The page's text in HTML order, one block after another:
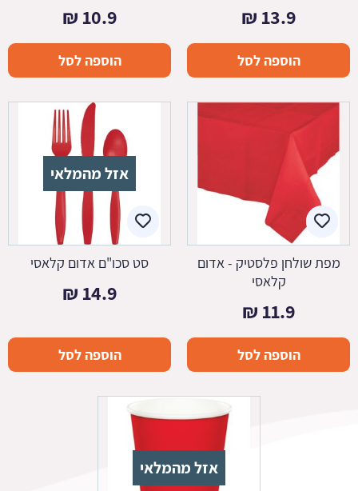
13.9
₪
הוספה לסל
10.9
₪
הוספה לסל
מפת שולחן פלסטיק - אדום
קלאסי
11.9
₪
הוספה לסל
אזל מהמלאי
סט סכו"ם אדום קלאסי
14.9
₪
הוספה לסל
אזל מהמלאי